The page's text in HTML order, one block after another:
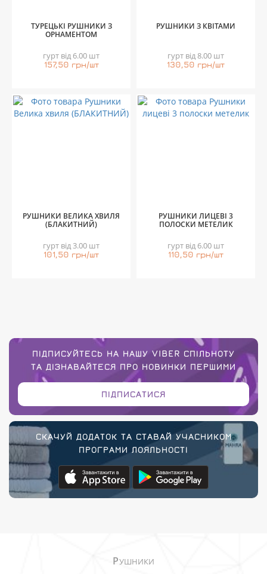
ТУРЕЦЬКІ РУШНИКИ З
ОРНАМЕНТОМ
гурт від 6.00 шт
157,50 грн/шт
РУШНИКИ З КВІТАМИ
гурт від 8.00 шт
130,50 грн/шт
РУШНИКИ ВЕЛИКА ХВИЛЯ
(БЛАКИТНИЙ)
гурт від 3.00 шт
101,50 грн/шт
РУШНИКИ ЛИЦЕВІ 3
ПОЛОСКИ МЕТЕЛИК
гурт від 6.00 шт
110,50 грн/шт
ПІДПИСУЙТЕСЬ НА НАШУ VIBER СПІЛЬНОТУ
ТА ДІЗНАВАЙТЕСЯ ПРО НОВИНКИ ПЕРШИМИ
ПІДПИСАТИСЯ
СКАЧУЙ ДОДАТОК ТА СТАВАЙ УЧАСНИКОМ
ПРОГРАМИ ЛОЯЛЬНОСТІ
РУШНИКИ